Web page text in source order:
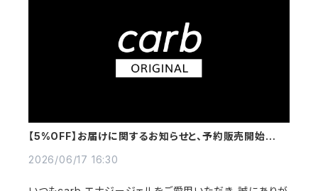
【5%OFF】お届けに関するお知らせと、予約販売開始のご
2026/06/17 16:30